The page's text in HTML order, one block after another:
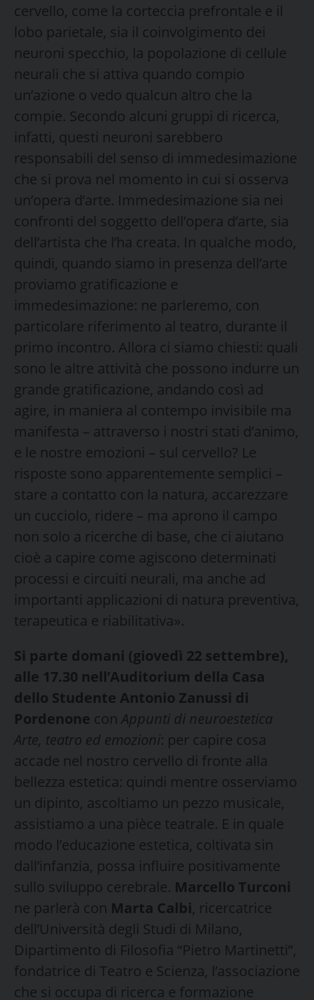
cervello, come la corteccia prefrontale e il
lobo parietale, sia il coinvolgimento dei
neuroni specchio, la popolazione di cellule
neurali che si attiva quando compio
un’azione o vedo qualcun altro che la
compie. Secondo alcuni gruppi di ricerca,
infatti, questi neuroni sarebbero
responsabili del senso di immedesimazione
che si prova nel momento in cui si osserva
un’opera d’arte. Immedesimazione sia nei
confronti del soggetto dell’opera d’arte, sia
dell’artista che l’ha creata. In qualche modo,
quindi, quando siamo in presenza dell’arte
proviamo gratificazione e
immedesimazione: ne parleremo, con
particolare riferimento al teatro, durante il
primo incontro. Allora ci siamo chiesti: quali
sono le altre attività che possono indurre un
grande gratificazione, andando così ad
agire, in maniera al contempo invisibile ma
manifesta – attraverso i nostri stati d’animo,
e le nostre emozioni – sul cervello? Le
risposte sono apparentemente semplici –
stare a contatto con la natura, accarezzare
un cucciolo, ridere – ma aprono il campo
non solo a ricerche di base, che ci aiutano
cioè a capire come agiscono determinati
processi e circuiti neurali, ma anche ad
importanti applicazioni di natura preventiva,
terapeutica e riabilitativa».
Si parte domani (giovedì 22 settembre),
alle 17.30 nell’Auditorium della Casa
dello Studente Antonio Zanussi di
Pordenone con Appunti di neuroestetica
Arte, teatro ed emozioni: per capire cosa
accade nel nostro cervello di fronte alla
bellezza estetica: quindi mentre osserviamo
un dipinto, ascoltiamo un pezzo musicale,
assistiamo a una pièce teatrale. E in quale
modo l’educazione estetica, coltivata sin
dall’infanzia, possa influire positivamente
sullo sviluppo cerebrale. Marcello Turconi
ne parlerà con Marta Calbi, ricercatrice
dell’Università degli Studi di Milano,
Dipartimento di Filosofia “Pietro Martinetti”,
fondatrice di Teatro e Scienza, l’associazione
che si occupa di ricerca e formazione